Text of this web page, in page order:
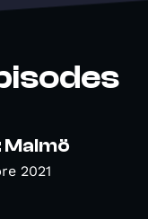
Malmö
2021